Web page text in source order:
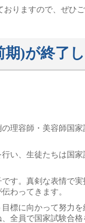
りますので、ぜひご
)が終了
理容師・美容師国
行い、生徒たちは国
す。真剣な表情で
わってきます。
標に向かって努力
全員で国家試験合格